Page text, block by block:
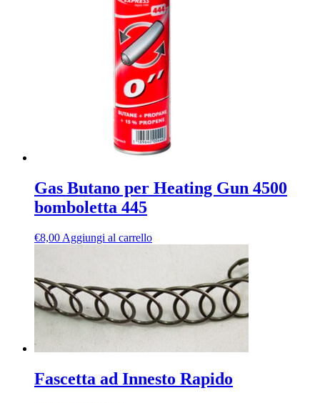
Gas Butano per Heating Gun 4500
bomboletta 445
€8,00 Aggiungi al carrello
Fascetta ad Innesto Rapido